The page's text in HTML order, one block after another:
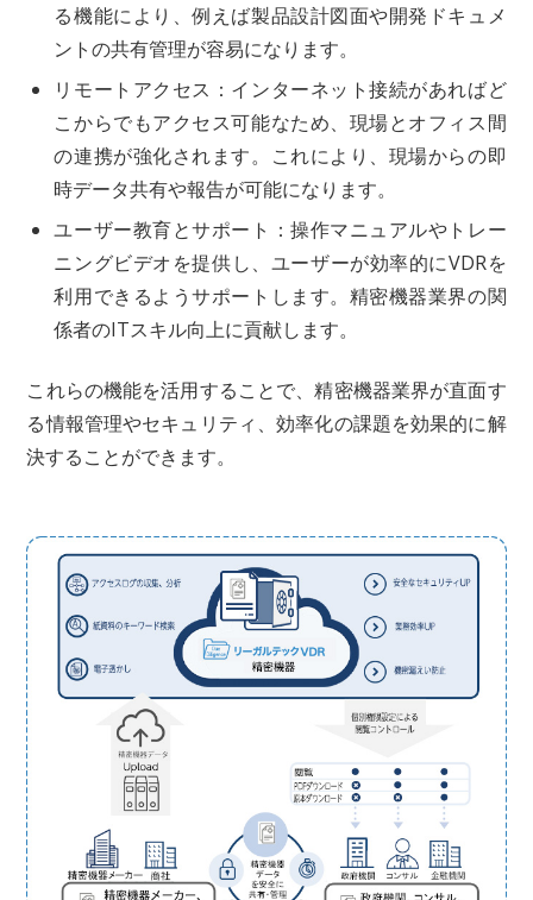
る機能により、例えば製品設計図面や開発ドキュメ
ントの共有管理が容易になります。
リモートアクセス：インターネット接続があればど
こからでもアクセス可能なため、現場とオフィス間
の連携が強化されます。これにより、現場からの即
時データ共有や報告が可能になります。
ユーザー教育とサポート：操作マニュアルやトレー
ニングビデオを提供し、ユーザーが効率的にVDRを
利用できるようサポートします。精密機器業界の関
係者のITスキル向上に貢献します。
これらの機能を活用することで、精密機器業界が直面す
る情報管理やセキュリティ、効率化の課題を効果的に解
決することができます。